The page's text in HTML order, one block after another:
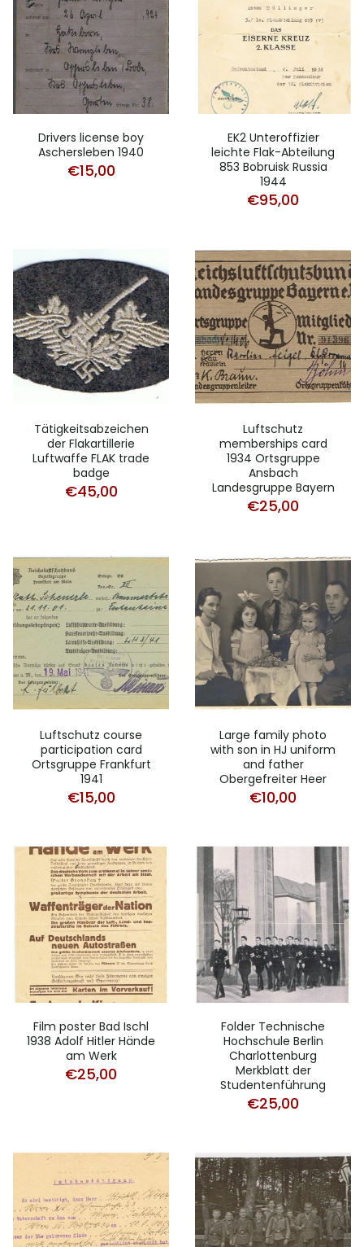
Drivers license boy
Aschersleben 1940
€15,00
EK2 Unteroffizier
leichte Flak-Abteilung
853 Bobruisk Russia
1944
€95,00
Tätigkeitsabzeichen
der Flakartillerie
Luftwaffe FLAK trade
badge
€45,00
Luftschutz
memberships card
1934 Ortsgruppe
Ansbach
Landesgruppe Bayern
€25,00
Luftschutz course
participation card
Ortsgruppe Frankfurt
1941
€15,00
Large family photo
with son in HJ uniform
and father
Obergefreiter Heer
€10,00
Film poster Bad Ischl
1938 Adolf Hitler Hände
am Werk
€25,00
Folder Technische
Hochschule Berlin
Charlottenburg
Merkblatt der
Studentenführung
€25,00